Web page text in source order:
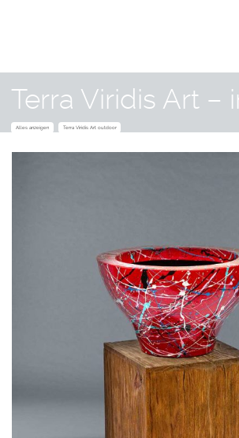
Terra Viridis Art –
Alles anzeigen Terra Viridis Art outdoor